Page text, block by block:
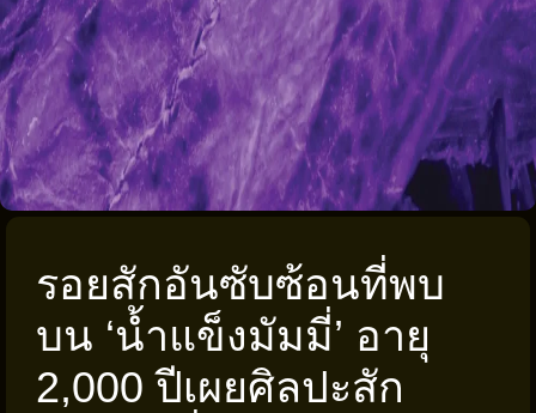
รอยสักอันซับซ้อนที่พบ
บน ‘น้ำแข็งมัมมี่’ อายุ
2,000 ปีเผยศิลปะสัก